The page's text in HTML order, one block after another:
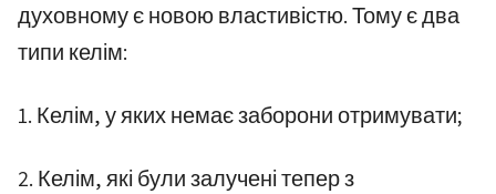
духовному є новою властивістю. Тому є два
типи келім:
1. Келім, у яких немає заборони отримувати;
2. Келім, які були залучені тепер з